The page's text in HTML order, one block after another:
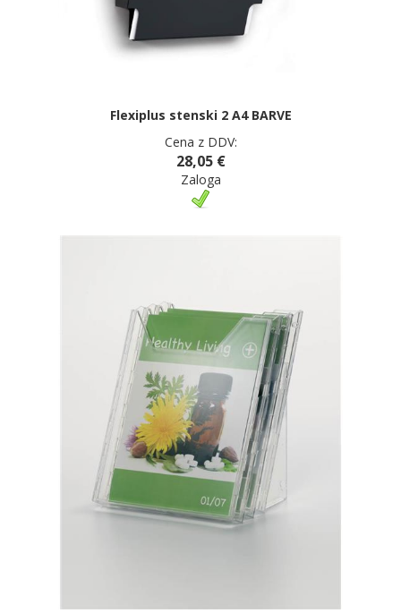
Flexiplus stenski 2 A4 BARVE
Cena z DDV:
28,05 €
Zaloga